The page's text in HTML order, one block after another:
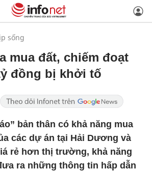
sống
mua đất, chiếm đoạt
đồng bị khởi tố
bản thân có khả năng mua
các dự án tại Hải Dương và
rẻ hơn thị trường, khả năng
ra những thông tin hấp dẫn